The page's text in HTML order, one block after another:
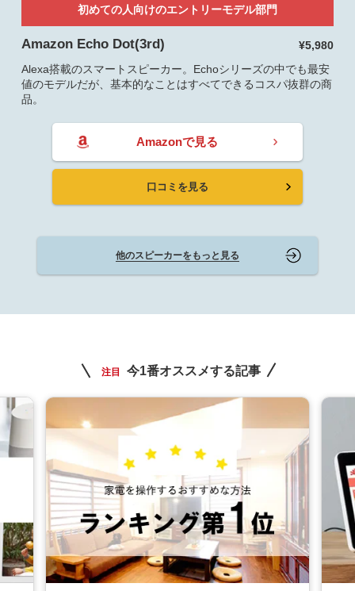
初めての人向けのエントリーモデル部門
Amazon Echo Dot(3rd)
¥5,980
Alexa搭載のスマートスピーカー。Echoシリーズの中でも最安
値のモデルだが、基本的なことはすべてできるコスパ抜群の商
品。
Amazonで見る
口コミを見る
他のスピーカーをもっと見る
注目 今1番オススメする記事